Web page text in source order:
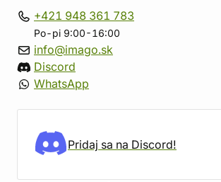
+421 948 361 783
Po-pi 9:00-16:00
info@imago.sk
Discord
WhatsApp
Pridaj sa na Discord!